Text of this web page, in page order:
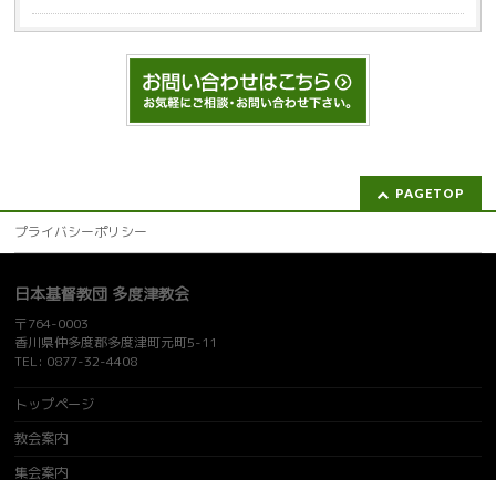
PAGETOP
プライバシーポリシー
日本基督教団 多度津教会
〒764-0003
香川県仲多度郡多度津町元町5-11
TEL: 0877-32-4408
トップページ
教会案内
集会案内